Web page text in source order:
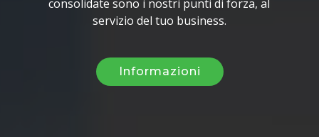
consolidate sono i nostri punti di forza, al
servizio del tuo business.
Informazioni